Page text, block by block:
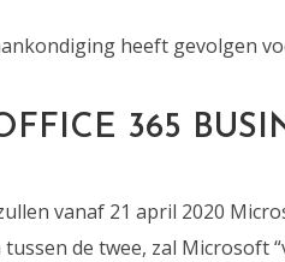
heeft gevolgen
365
vanaf 21 april 2020
tussen de twee, zal Microsoft